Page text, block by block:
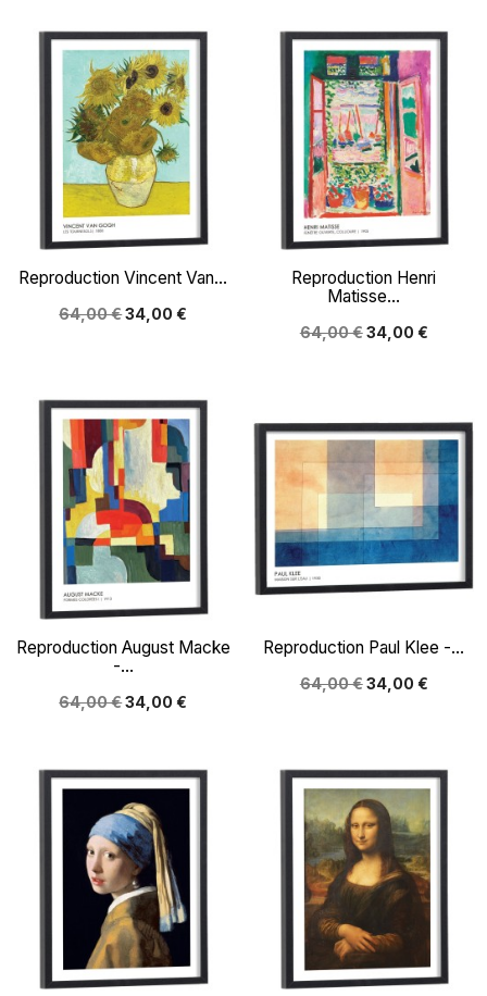
Reproduction Vincent Van...
64,00 €34,00 €
Reproduction Henri
Matisse...
64,00 €34,00 €
Reproduction August Macke
-...
64,00 €34,00 €
Reproduction Paul Klee -...
64,00 €34,00 €